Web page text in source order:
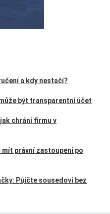
a kdy nestačí?
být transparentní účet
chrání firmu v
právní zastoupení po
Půjčte sousedovi bez